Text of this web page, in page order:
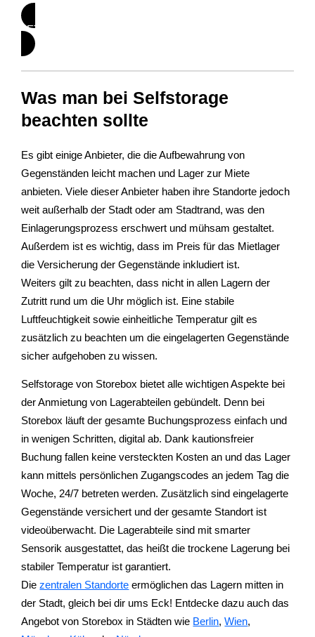
JETZT INFORMIEREN
Was man bei Selfstorage
beachten sollte
Es gibt einige Anbieter, die die Aufbewahrung von
Gegenständen leicht machen und Lager zur Miete
anbieten. Viele dieser Anbieter haben ihre Standorte jedoch
weit außerhalb der Stadt oder am Stadtrand, was den
Einlagerungsprozess erschwert und mühsam gestaltet.
Außerdem ist es wichtig, dass im Preis für das Mietlager
die Versicherung der Gegenstände inkludiert ist.
Weiters gilt zu beachten, dass nicht in allen Lagern der
Zutritt rund um die Uhr möglich ist. Eine stabile
Luftfeuchtigkeit sowie einheitliche Temperatur gilt es
zusätzlich zu beachten um die eingelagerten Gegenstände
sicher aufgehoben zu wissen.
Selfstorage von Storebox bietet alle wichtigen Aspekte bei
der Anmietung von Lagerabteilen gebündelt. Denn bei
Storebox läuft der gesamte Buchungsprozess einfach und
in wenigen Schritten, digital ab. Dank kautionsfreier
Buchung fallen keine versteckten Kosten an und das Lager
kann mittels persönlichen Zugangscodes an jedem Tag die
Woche, 24/7 betreten werden. Zusätzlich sind eingelagerte
Gegenstände versichert und der gesamte Standort ist
videoüberwacht. Die Lagerabteile sind mit smarter
Sensorik ausgestattet, das heißt die trockene Lagerung bei
stabiler Temperatur ist garantiert.
Diezentralen Standorte ermöglichen das Lagern mitten in
der Stadt, gleich bei dir ums Eck! Entdecke dazu auch das
Angebot von Storebox in Städten wie Berlin,Wien,